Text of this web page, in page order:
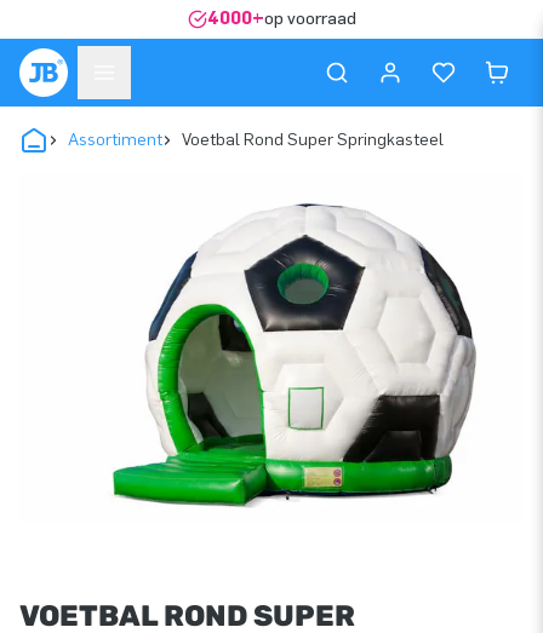
4000+op voorraad
Assortiment Voetbal Rond Super Springkasteel
VOETBAL ROND SUPER